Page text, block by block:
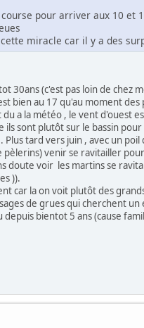
pour arriver aux 10 et
miracle car il y a des
30ans (c'est pas loin de chez
bien au 17 qu'au moment
a la météo , le vent d'ouest
ils sont plutôt sur le bassin
tard vers juin , avec un
venir se ravitailler
doute voir les martins se
)).
car la on voit plutôt des
de grues qui cherchent
depuis bientot 5 ans (cause